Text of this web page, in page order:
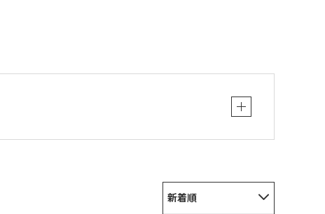
新着順